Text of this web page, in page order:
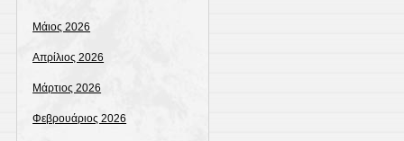
Μάιος 2026
Απρίλιος 2026
Μάρτιος 2026
Φεβρουάριος 2026